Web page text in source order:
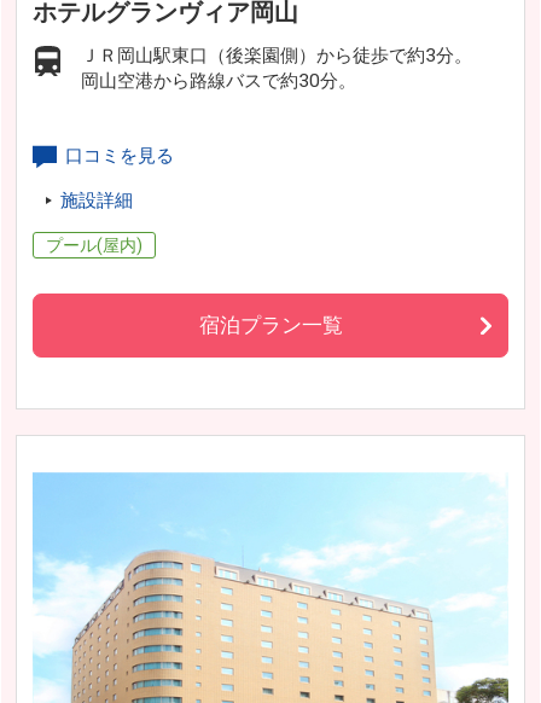
ホテルグランヴィア岡山
ＪＲ岡山駅東口（後楽園側）から徒歩で約3分。
岡山空港から路線バスで約30分。
口コミを見る
施設詳細
プール(屋内)
宿泊プラン一覧